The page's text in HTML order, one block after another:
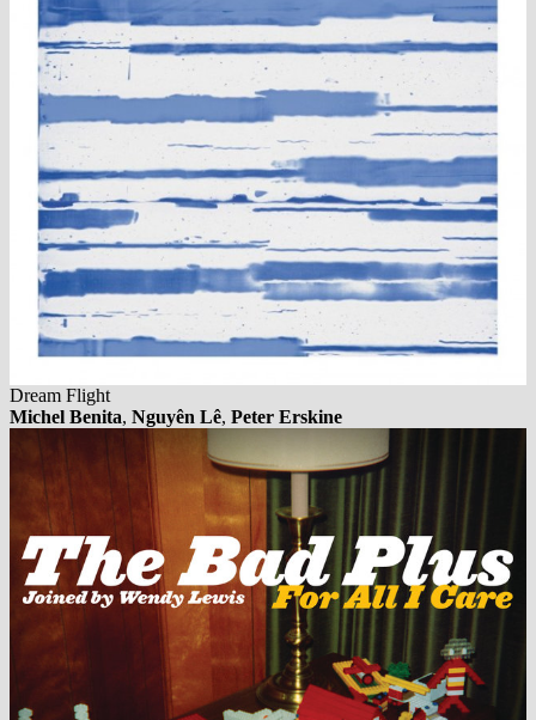
Dream Flight
Michel Benita, Nguyên Lê, Peter Erskine